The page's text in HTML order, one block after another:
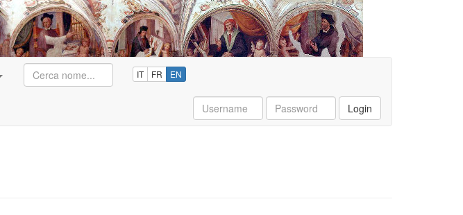
IT FR EN
Username Password Login